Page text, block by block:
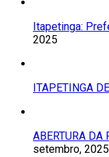
Itapetinga:
2025
ITAPETINGA
ABERTURA DA
setembro, 2025